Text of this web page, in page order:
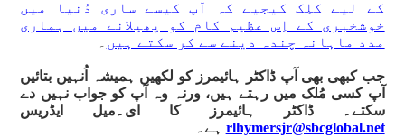
کے لیے کلِک کیجیے کہ آپ کیسے ساری دُنیا میں
خوشخبری کے اِس عظیم کام کو پھیلانے میں ہماری
مدد ماہانہ چندہ دینے سے کر سکتے ہیں
جب کبھی بھی آپ ڈاکٹر ہائیمرز کو لکھیں ہمیشہ اُنہیں بتائیں
آپ کسی مُلک میں رہتے ہیں، ورنہ وہ آپ کو جواب نہیں دے
سکتے۔ ڈاکٹر ہائیمرز کا ای۔میل ایڈریس
rlhymersjr@sbcglobal.net ہے۔